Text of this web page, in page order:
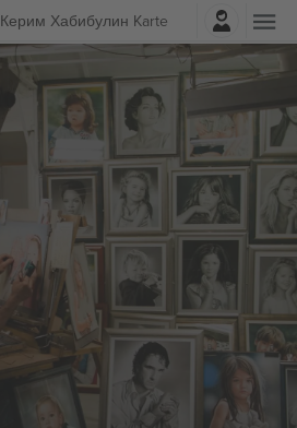
Керим Хабибулин Karte
Najavite se